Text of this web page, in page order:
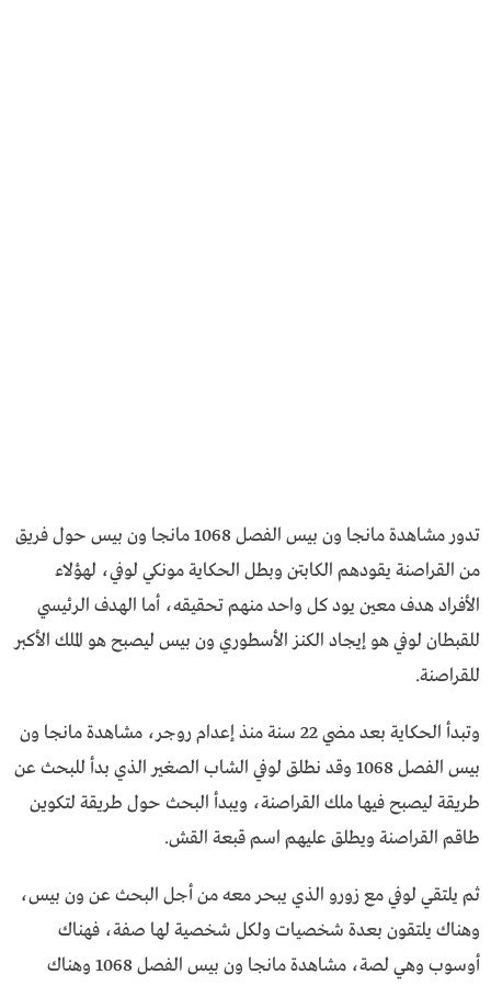
تدور مشاهدة مانجا ون بيس الفصل 1068 مانجا ون بيس حول فريق
من القراصنة يقودهم الكابتن وبطل الحكاية مونكي لوفي، لهؤلاء
الأفراد هدف معين يود كل واحد منهم تحقيقه، أما الهدف الرئيسي
للقبطان لوفي هو إيجاد الكنز الأسطوري ون بيس ليصبح هو الملك الأكبر
للقراصنة.
وتبدأ الحكاية بعد مضي 22 سنة منذ إعدام روجر، مشاهدة مانجا ون
بيس الفصل 1068 وقد نطلق لوفي الشاب الصغير الذي بدأ للبحث عن
طريقة ليصبح فيها ملك القراصنة، ويبدأ البحث حول طريقة لتكوين
طاقم القراصنة ويطلق عليهم اسم قبعة القش.
ثم يلتقي لوفي مع زورو الذي يبحر معه من أجل البحث عن ون بيس،
وهناك يلتقون بعدة شخصيات ولكل شخصية لها صفة، فهناك
أوسوب وهي لصة، مشاهدة مانجا ون بيس الفصل 1068 وهناك